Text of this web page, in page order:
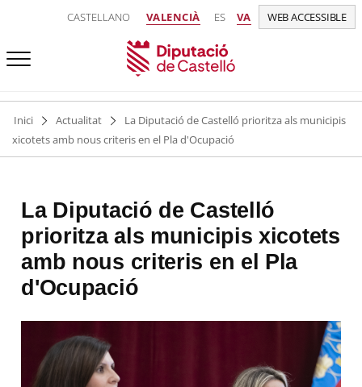
CASTELLANO VALENCIÀ ES VA WEB ACCESSIBLE
Inici Actualitat
La Diputació de Castelló prioritza als municipis
xicotets amb nous criteris en el Pla d'Ocupació
La Diputació de Castelló
prioritza als municipis xicotets
amb nous criteris en el Pla
d'Ocupació